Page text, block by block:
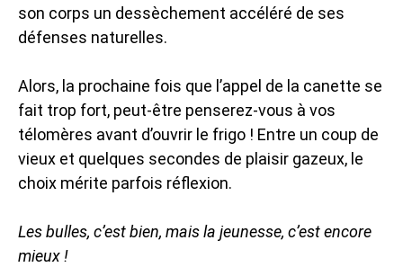
son corps un dessèchement accéléré de ses
défenses naturelles.
Alors, la prochaine fois que l’appel de la canette se
fait trop fort, peut-être penserez-vous à vos
télomères avant d’ouvrir le frigo ! Entre un coup de
vieux et quelques secondes de plaisir gazeux, le
choix mérite parfois réflexion.
Les bulles, c’est bien, mais la jeunesse, c’est encore
mieux !